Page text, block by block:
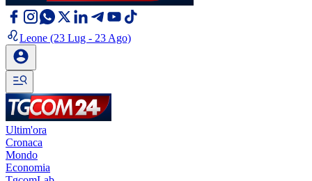
Leone (23 Lug - 23 Ago)
Ultim'ora
Cronaca
Mondo
Economia